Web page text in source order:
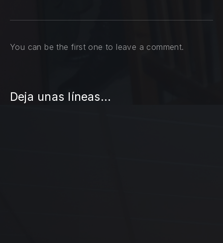
You can be the first one to leave a comment.
Deja unas líneas...